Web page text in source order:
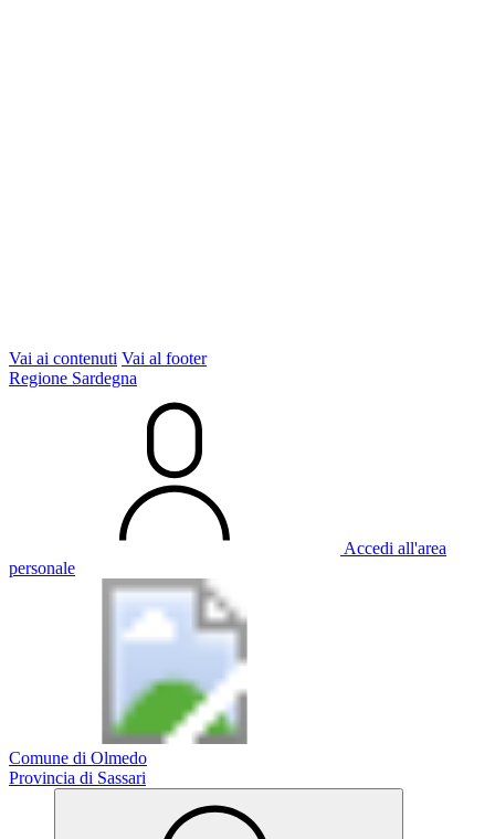
Vai ai contenuti Vai al footer
Regione Sardegna
Accedi all'area
personale
Comune di Olmedo
Provincia di Sassari